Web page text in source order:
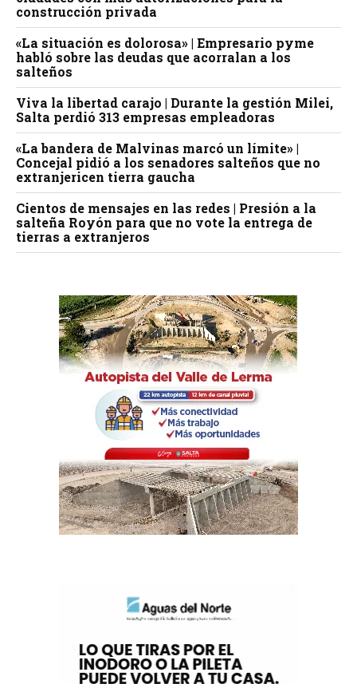
construcción privada
«La situación es dolorosa» | Empresario pyme
habló sobre las deudas que acorralan a los
salteños
Viva la libertad carajo | Durante la gestión Milei,
Salta perdió 313 empresas empleadoras
«La bandera de Malvinas marcó un límite» |
Concejal pidió a los senadores salteños que no
extranjericen tierra gaucha
Cientos de mensajes en las redes | Presión a la
salteña Royón para que no vote la entrega de
tierras a extranjeros